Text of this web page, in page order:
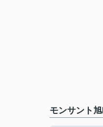
モンサント